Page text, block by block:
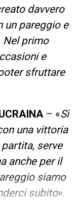
davvero
un pareggio e
Nel primo
e
sfruttare
– «Sì
una vittoria
partita, serve
anche per il
siamo
subito».